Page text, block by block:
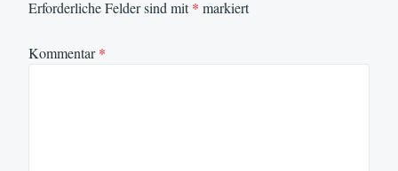
Erforderliche Felder sind mit* markiert
Kommentar*